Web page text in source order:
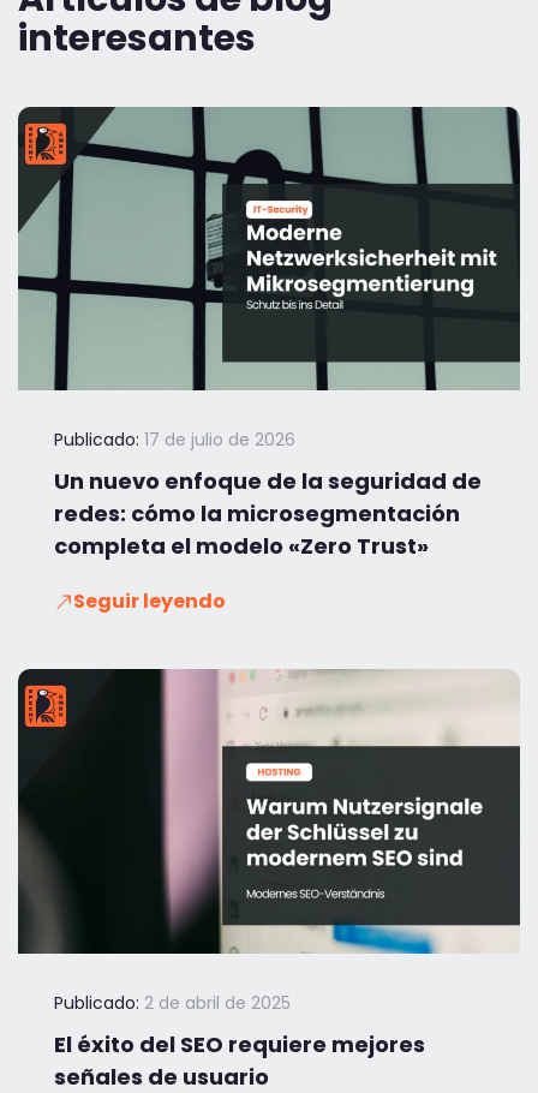
interesantes
Publicado: 17 de julio de 2026
Un nuevo enfoque de la seguridad de
redes: cómo la microsegmentación
completa el modelo «Zero Trust»
Seguir leyendo
Publicado: 2 de abril de 2025
El éxito del SEO requiere mejores
señales de usuario